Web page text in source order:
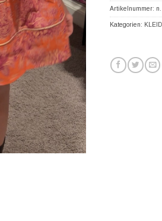
Artikelnummer: n.
Kategorien: